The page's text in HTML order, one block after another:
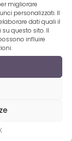
migliorare
personalizzati. Il
dati quali il
questo sito. Il
influire
2009?